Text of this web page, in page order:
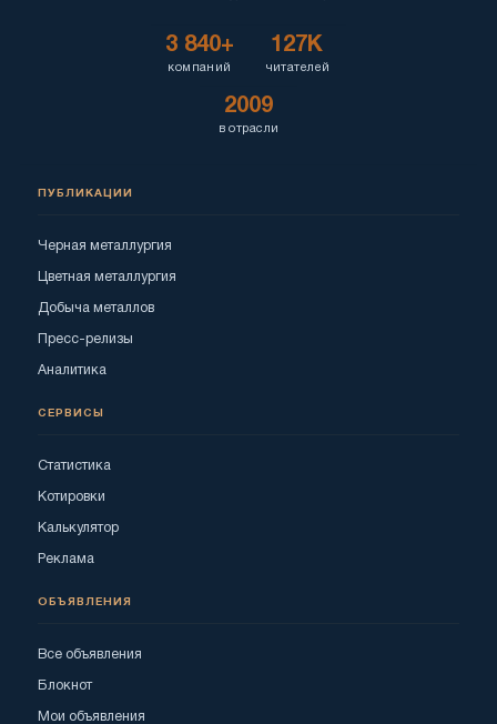
3 840+
компаний
127K
читателей
2009
в отрасли
ПУБЛИКАЦИИ
Черная металлургия
Цветная металлургия
Добыча металлов
Пресс-релизы
Аналитика
СЕРВИСЫ
Статистика
Котировки
Калькулятор
Реклама
ОБЪЯВЛЕНИЯ
Все объявления
Блокнот
Мои объявления